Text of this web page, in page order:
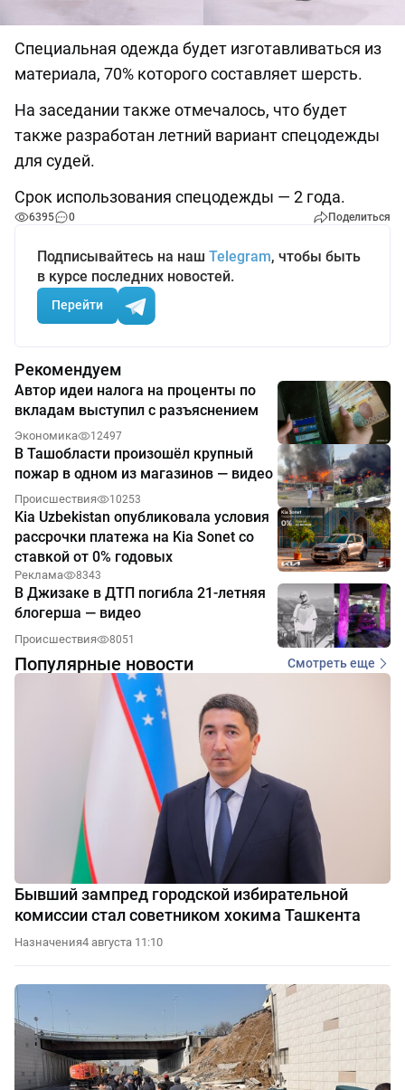
Специальная одежда будет изготавливаться из
материала, 70% которого составляет шерсть.
На заседании также отмечалось, что будет
также разработан летний вариант спецодежды
для судей.
Срок использования спецодежды — 2 года.
6395 0 Поделиться
Подписывайтесь на наш Telegram, чтобы быть
в курсе последних новостей.
Перейти
Рекомендуем
Автор идеи налога на проценты по
вкладам выступил с разъяснением
Экономика 12497
В Ташобласти произошёл крупный
пожар в одном из магазинов — видео
Происшествия 10253
Kia Uzbekistan опубликовала условия
рассрочки платежа на Kia Sonet со
ставкой от 0% годовых
Реклама 8343
В Джизаке в ДТП погибла 21-летняя
блогерша — видео
Происшествия 8051
Популярные новости Смотреть еще
Бывший зампред городской избирательной
комиссии стал советником хокима Ташкента
Назначения4 августа 11:10